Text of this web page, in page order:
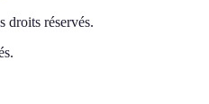
droits réservés.